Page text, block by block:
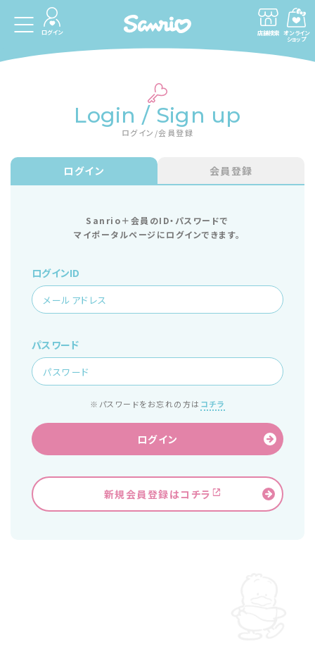
ログイン 店舗検索 オンライン
ショップ
Login / Sign up
ログイン/会員登録
ログイン 会員登録
Sanrio＋会員のID・パスワードで
マイポータルページにログインできます。
ログインID
パスワード
※パスワードをお忘れの方は コチラ
ログイン
新規会員登録はコチラ